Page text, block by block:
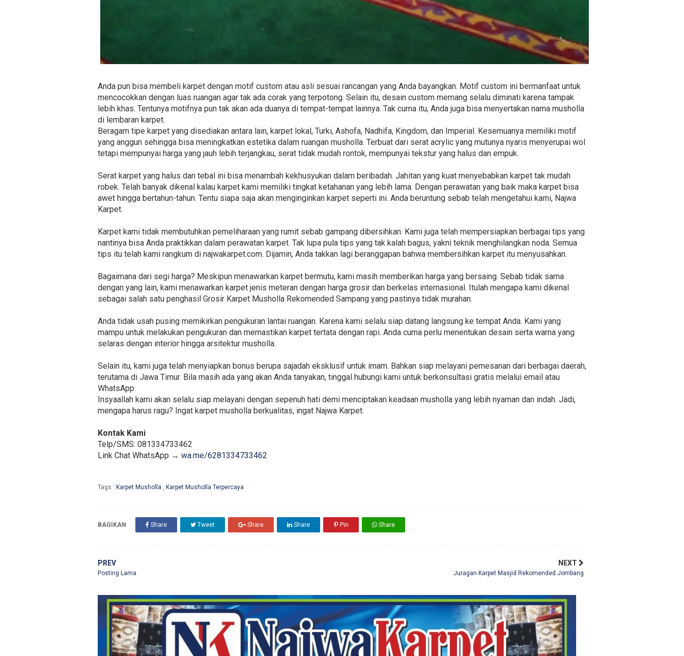
Anda pun bisa membeli karpet dengan motif custom atau asli sesuai rancangan yang Anda bayangkan. Motif custom ini bermanfaat untuk
mencocokkan dengan luas ruangan agar tak ada corak yang terpotong. Selain itu, desain custom memang selalu diminati karena tampak
lebih khas. Tentunya motifnya pun tak akan ada duanya di tempat-tempat lainnya. Tak cuma itu, Anda juga bisa menyertakan nama musholla
di lembaran karpet.
Beragam tipe karpet yang disediakan antara lain, karpet lokal, Turki, Ashofa, Nadhifa, Kingdom, dan Imperial. Kesemuanya memiliki motif
yang anggun sehingga bisa meningkatkan estetika dalam ruangan musholla. Terbuat dari serat acrylic yang mutunya nyaris menyerupai wol
tetapi mempunyai harga yang jauh lebih terjangkau, serat tidak mudah rontok, mempunyai tekstur yang halus dan empuk.
Serat karpet yang halus dan tebal ini bisa menambah kekhusyukan dalam beribadah. Jahitan yang kuat menyebabkan karpet tak mudah
robek. Telah banyak dikenal kalau karpet kami memiliki tingkat ketahanan yang lebih lama. Dengan perawatan yang baik maka karpet bisa
awet hingga bertahun-tahun. Tentu siapa saja akan menginginkan karpet seperti ini. Anda beruntung sebab telah mengetahui kami, Najwa
Karpet.
Karpet kami tidak membutuhkan pemeliharaan yang rumit sebab gampang dibersihkan. Kami juga telah mempersiapkan berbagai tips yang
nantinya bisa Anda praktikkan dalam perawatan karpet. Tak lupa pula tips yang tak kalah bagus, yakni teknik menghilangkan noda. Semua
tips itu telah kami rangkum di najwakarpet.com. Dijamin, Anda takkan lagi beranggapan bahwa membersihkan karpet itu menyusahkan.
Bagaimana dari segi harga? Meskipun menawarkan karpet bermutu, kami masih memberikan harga yang bersaing. Sebab tidak sama
dengan yang lain, kami menawarkan karpet jenis meteran dengan harga grosir dan berkelas internasional. Itulah mengapa kami dikenal
sebagai salah satu penghasil Grosir Karpet Musholla Rekomended Sampang yang pastinya tidak murahan.
Anda tidak usah pusing memikirkan pengukuran lantai ruangan. Karena kami selalu siap datang langsung ke tempat Anda. Kami yang
mampu untuk melakukan pengukuran dan memastikan karpet tertata dengan rapi. Anda cuma perlu menentukan desain serta warna yang
selaras dengan interior hingga arsitektur musholla.
Selain itu, kami juga telah menyiapkan bonus berupa sajadah eksklusif untuk imam. Bahkan siap melayani pemesanan dari berbagai daerah,
terutama di Jawa Timur. Bila masih ada yang akan Anda tanyakan, tinggal hubungi kami untuk berkonsultasi gratis melalui email atau
WhatsApp.
Insyaallah kami akan selalu siap melayani dengan sepenuh hati demi menciptakan keadaan musholla yang lebih nyaman dan indah. Jadi,
mengapa harus ragu? Ingat karpet musholla berkualitas, ingat Najwa Karpet.
Kontak Kami
Telp/SMS: 081334733462
Link Chat WhatsApp → wa.me/6281334733462
Tags : Karpet Musholla , Karpet Musholla Terpercaya
BAGIKAN Share Tweet Share Share Pin Share
PREV
Posting Lama
NEXT
Juragan Karpet Masjid Rekomended Jombang